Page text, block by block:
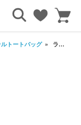
トートバッグ ラミクロスバッグ 2WAY トート S